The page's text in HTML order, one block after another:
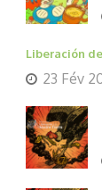
Liberación
23 Fév